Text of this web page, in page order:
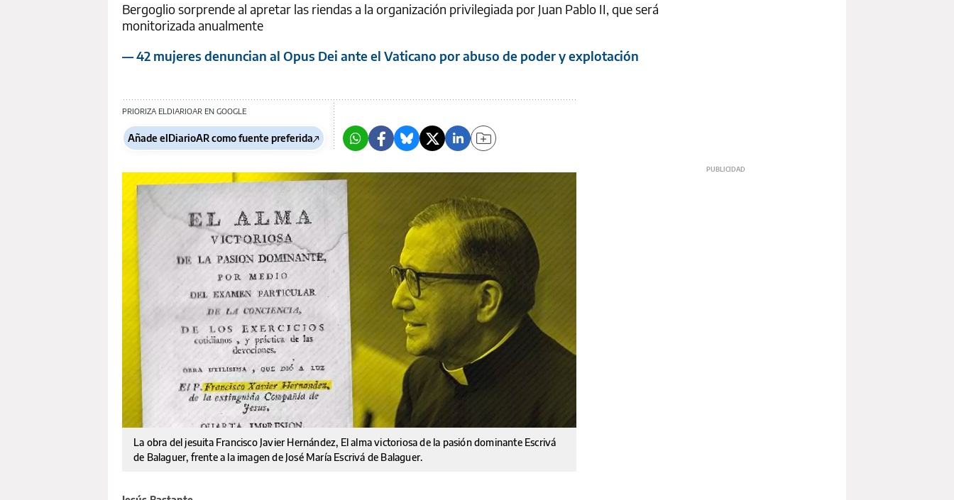
Bergoglio sorprende al apretar las riendas a la organización privilegiada por Juan Pablo II, que será
monitorizada anualmente
— 42 mujeres denuncian al Opus Dei ante el Vaticano por abuso de poder y explotación
PRIORIZA ELDIARIOAR EN GOOGLE
Añade elDiarioAR como fuente preferida
La obra del jesuita Francisco Javier Hernández, El alma victoriosa de la pasión dominante Escrivá
de Balaguer, frente a la imagen de José María Escrivá de Balaguer.